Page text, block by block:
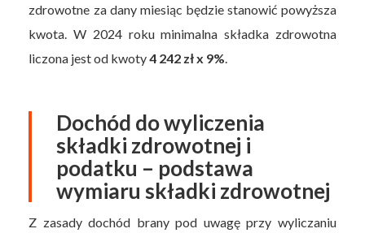
zdrowotne za dany miesiąc będzie stanowić powyższa
kwota. W 2024 roku minimalna składka zdrowotna
liczona jest od kwoty4 242 zł x 9%
Dochód do wyliczenia
składki zdrowotnej i
podatku – podstawa
wymiaru składki zdrowotnej
Z zasady dochód brany pod uwagę przy wyliczaniu